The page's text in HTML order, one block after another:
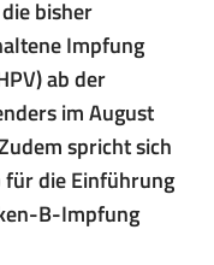
bisher
Impfung
ab der
im August
spricht sich
für die Einführung
B-Impfung